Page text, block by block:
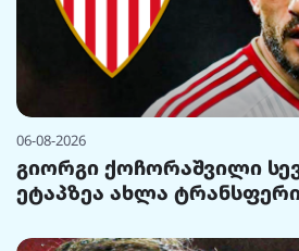
06-08-2026
გიორგი ქოჩორაშვილი
ეტაპზეა ახლა